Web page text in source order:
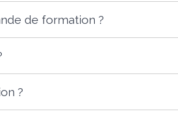
de formation ?
?